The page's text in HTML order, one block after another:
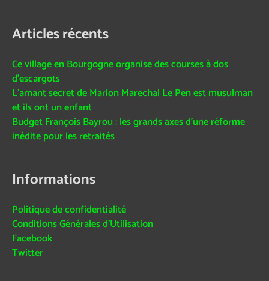
Articles récents
Ce village en Bourgogne organise des courses à dos
d’escargots
L’amant secret de Marion Marechal Le Pen est musulman
et ils ont un enfant
Budget François Bayrou : les grands axes d’une réforme
inédite pour les retraités
Informations
Politique de confidentialité
Conditions Générales d’Utilisation
Facebook
Twitter